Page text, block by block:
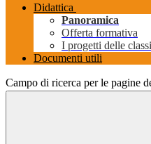
Didattica
Panoramica
Offerta formativa
I progetti delle classi
Documenti utili
Campo di ricerca per le pagine